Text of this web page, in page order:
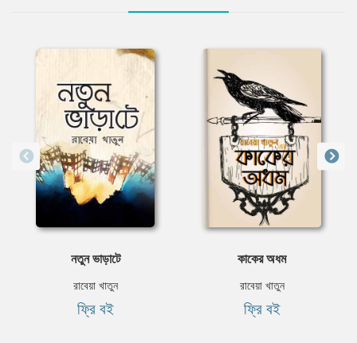
নতুন ভাড়াটে
রাবেয়া খাতুন
ফ্রি বই
কাকের অধম
রাবেয়া খাতুন
ফ্রি বই